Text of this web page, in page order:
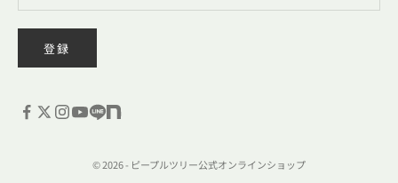
登録
© 2026 - ピープルツリー公式オンラインショップ